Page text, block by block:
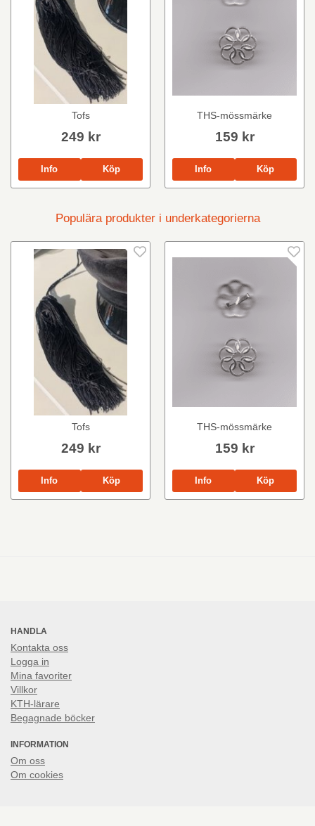
Tofs
249 kr
Info Köp
THS-mössmärke
159 kr
Info Köp
Populära produkter i underkategorierna
Tofs
249 kr
Info Köp
THS-mössmärke
159 kr
Info Köp
HANDLA
Kontakta oss
Logga in
Mina favoriter
Villkor
KTH-lärare
Begagnade böcker
INFORMATION
Om oss
Om cookies